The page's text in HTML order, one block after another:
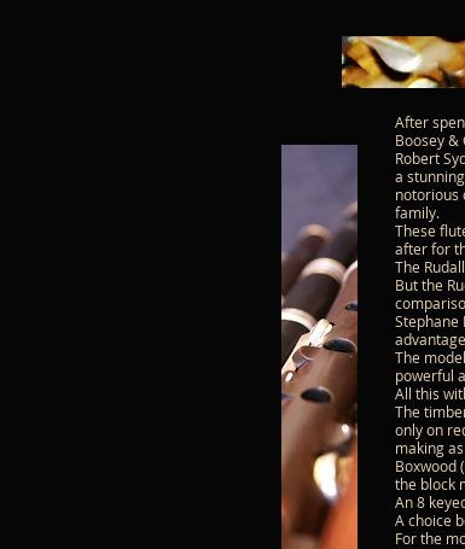
After
Boosey &
Robert
a
notorious
family.
These
after for
The
But the
Stephane
The
powerful
All this
The
only on
making
Boxwood
the block
An 8
A choice
For the